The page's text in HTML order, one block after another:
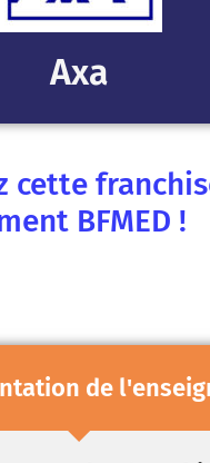
Axa
cette
BFMED !
de